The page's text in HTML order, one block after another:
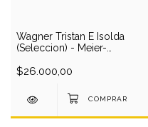
Wagner Tristan E Isolda
(Seleccion) - Meier-
Phil/Barenboim (1 CD) (IA)
$26.000,00